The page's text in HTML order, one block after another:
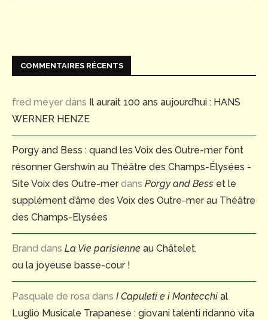
COMMENTAIRES RÉCENTS
fred meyer dans Il aurait 100 ans aujourd’hui : HANS
WERNER HENZE
Porgy and Bess : quand les Voix des Outre-mer font
résonner Gershwin au Théâtre des Champs-Élysées -
Site Voix des Outre-merdans Porgy and Bess et le
supplément d’âme des Voix des Outre-mer au Théâtre
des Champs-Elysées
Brand dans La Vie parisienne au Châtelet,
ou la joyeuse basse-cour !
Pasquale de rosa dans I Capuleti e i Montecchi al
Luglio Musicale Trapanese : giovani talenti ridanno vita